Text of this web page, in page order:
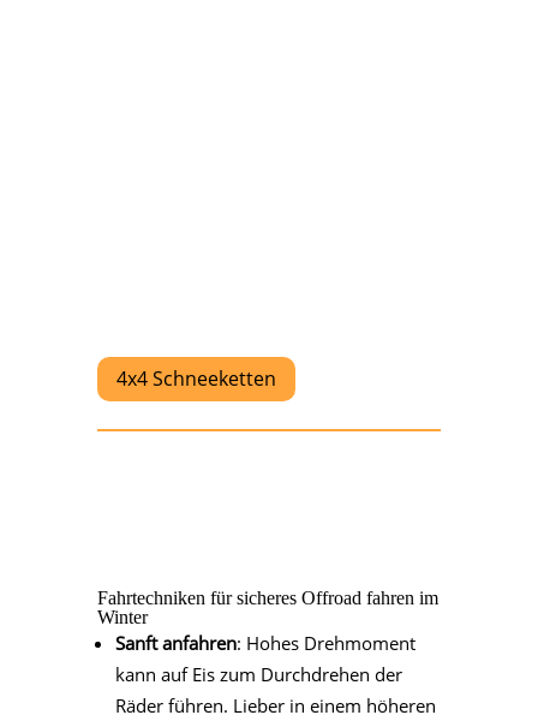
4x4 Schneeketten
Fahrtechniken für sicheres Offroad fahren im
Winter
Sanft anfahren: Hohes Drehmoment
kann auf Eis zum Durchdrehen der
Räder führen. Lieber in einem höheren